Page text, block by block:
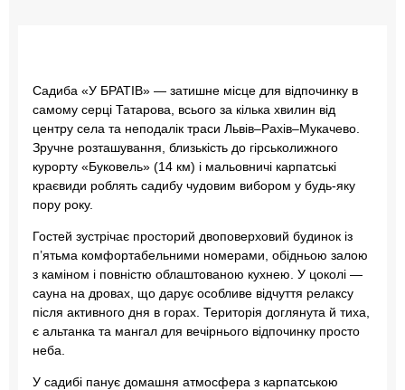
Садиба «У БРАТІВ» — затишне місце для відпочинку в
самому серці Татарова, всього за кілька хвилин від
центру села та неподалік траси Львів–Рахів–Мукачево.
Зручне розташування, близькість до гірськолижного
курорту «Буковель» (14 км) і мальовничі карпатські
краєвиди роблять садибу чудовим вибором у будь-яку
пору року.
Гостей зустрічає просторий двоповерховий будинок із
п’ятьма комфортабельними номерами, обідньою залою
з каміном і повністю облаштованою кухнею. У цоколі —
сауна на дровах, що дарує особливе відчуття релаксу
після активного дня в горах. Територія доглянута й тиха,
є альтанка та мангал для вечірнього відпочинку просто
неба.
У садибі панує домашня атмосфера з карпатською